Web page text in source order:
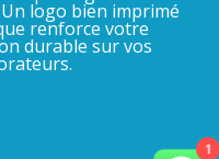
logo bien imprimé
renforce votre
durable sur vos
1